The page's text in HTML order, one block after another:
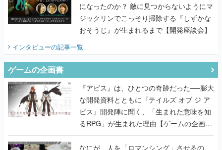
になったのか？ 敵に見つからないようにマ
ジックリンでこっそり掃除する『しずかな
おそうじ』が生まれるまで【開発座談会】
インタビューの記事一覧
ゲームの企画書
『アビス』は、ひとつの奇跡だった──膨大
な開発資料とともに『テイルズ オブ ジ ア
ビス』開発陣に聞く、「生まれた意味を知
るRPG」が生まれた理由【ゲームの企画
書】
なにが、人を「ロマンシング」させるの